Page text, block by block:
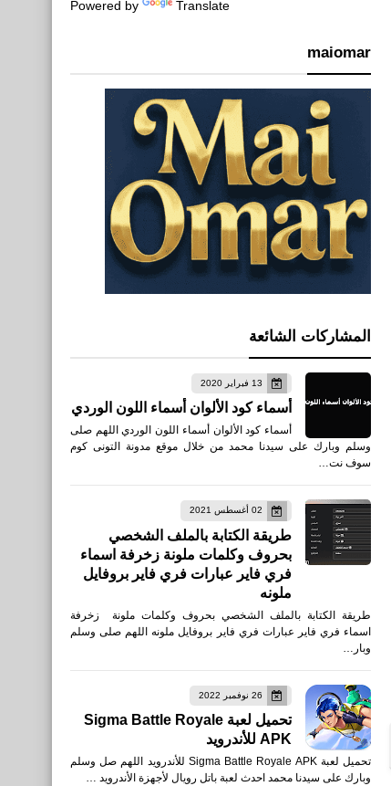
Powered by Translate
maiomar
المشاركات الشائعة
13 فبراير 2020
أسماء كود الألوان أسماء اللون الوردي
أسماء كود الألوان أسماء اللون الوردي اللهم صلى
وسلم وبارك على سيدنا محمد من خلال موقع مدونة التونى كوم
سوف نت…
02 أغسطس 2021
طريقة الكتابة بالملف الشخصي
بحروف وكلمات ملونة زخرفة اسماء
فري فاير عبارات فري فاير بروفايل
ملونه
طريقة الكتابة بالملف الشخصي بحروف وكلمات ملونة زخرفة
اسماء فري فاير عبارات فري فاير بروفايل ملونه اللهم صلى وسلم
وبار…
26 نوفمبر 2022
تحميل لعبة Sigma Battle Royale
APK للأندرويد
تحميل لعبة Sigma Battle Royale APK للأندرويد اللهم صل وسلم
وبارك على سيدنا محمد احدث لعبة باتل رويال لأجهزة الأندرويد …